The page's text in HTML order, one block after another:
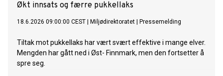
Økt innsats og færre pukkellaks
18.6.2026 09:00:00 CEST Miljødirektoratet Pressemelding
Tiltak mot pukkellaks har vært svært effektive i mange elver.
Mengden har gått ned i Øst- Finnmark, men den fortsetter å
spre seg.